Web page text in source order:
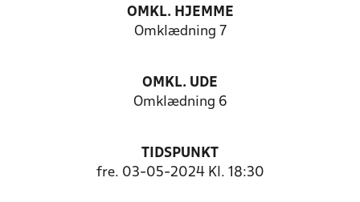
OMKL. HJEMME
Omklædning 7
OMKL. UDE
Omklædning 6
TIDSPUNKT
fre. 03-05-2024 Kl. 18:30